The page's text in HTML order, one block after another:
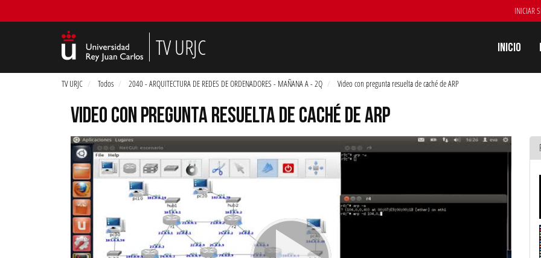
INICIAR
TV URJC Inicio
TV URJC Todos 2040 - ARQUITECTURA DE REDES DE ORDENADORES - MAÑANA A - 2Q Video con pregunta resuelta de caché de ARP
VIDEO CON PREGUNTA RESUELTA DE CACHÉ DE ARP